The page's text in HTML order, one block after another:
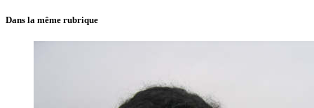
Dans la même rubrique